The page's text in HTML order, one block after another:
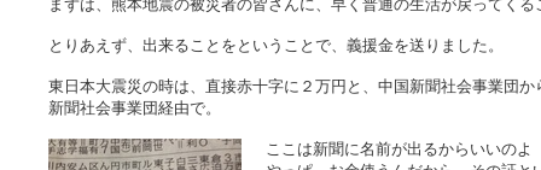
まずは、熊本地震の被災者の皆さんに、早く普通の生活が戻ってく
とりあえず、出来ることをということで、義援金を送りました。
東日本大震災の時は、直接赤十字に２万円と、中国新聞社会事業団
新聞社会事業団経由で。
ここは新聞に名前が出るからいいの